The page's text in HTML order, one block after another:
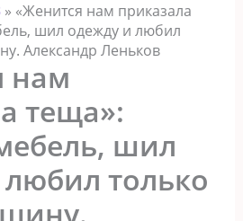
» «Женится нам приказала
шил одежду и любил
Александр Леньков
нам
теща»:
шил
только